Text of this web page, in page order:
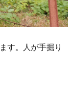
す。人が手掘り